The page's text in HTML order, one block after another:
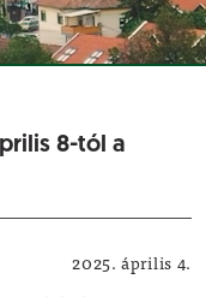
8-tól a
2025. április 4.